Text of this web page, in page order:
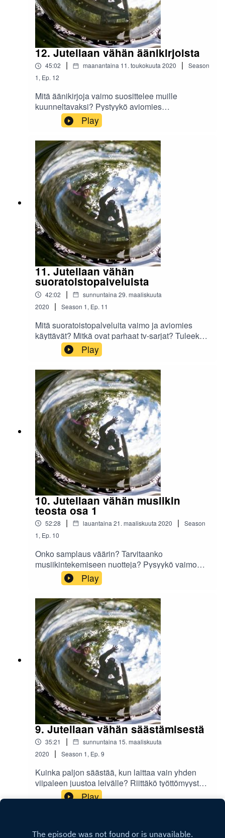
12. Jutellaan vähän äänikirjoista
45:02 | maanantaina 11. toukokuuta 2020 |
Season
1, Ep. 12
Mitä äänikirjoja vaimo suosittelee muille
kuunneltavaksi? Pystyykö aviomies
kuuntelemaan vaimoa ja äänikirjoja samaan
aikaan? Joko muuttohommat on saatu käyntiin?
Play
11. Jutellaan vähän
suoratoistopalveluista
42:02 |
sunnuntaina 29. maaliskuuta
2020
| Season 1, Ep. 11
Mitä suoratoistopalveluita vaimo ja aviomies
käyttävät? Mitkä ovat parhaat tv-sarjat? Tuleeko
Netflixiä tuijotettua enempi, kun ollaan suojassa
koronavirukselta?
Play
10. Jutellaan vähän musiikin
teosta osa 1
52:28 | lauantaina 21. maaliskuuta 2020 |
Season
1, Ep. 10
Onko samplaus väärin? Tarvitaanko
musiikintekemiseen nuotteja? Pysyykö vaimo
hereillä, kun aviomies vaahtoaa
harrastuksestaan?
Play
9. Jutellaan vähän säästämisestä
35:21 |
sunnuntaina 15. maaliskuuta
2020
| Season 1, Ep. 9
Kuinka paljon säästää, kun laittaa vain yhden
viipaleen juustoa leivälle? Riittäkö työttömyystuki
aktiiviseen yökerhoelämään? Mihin vaimo ja
Play